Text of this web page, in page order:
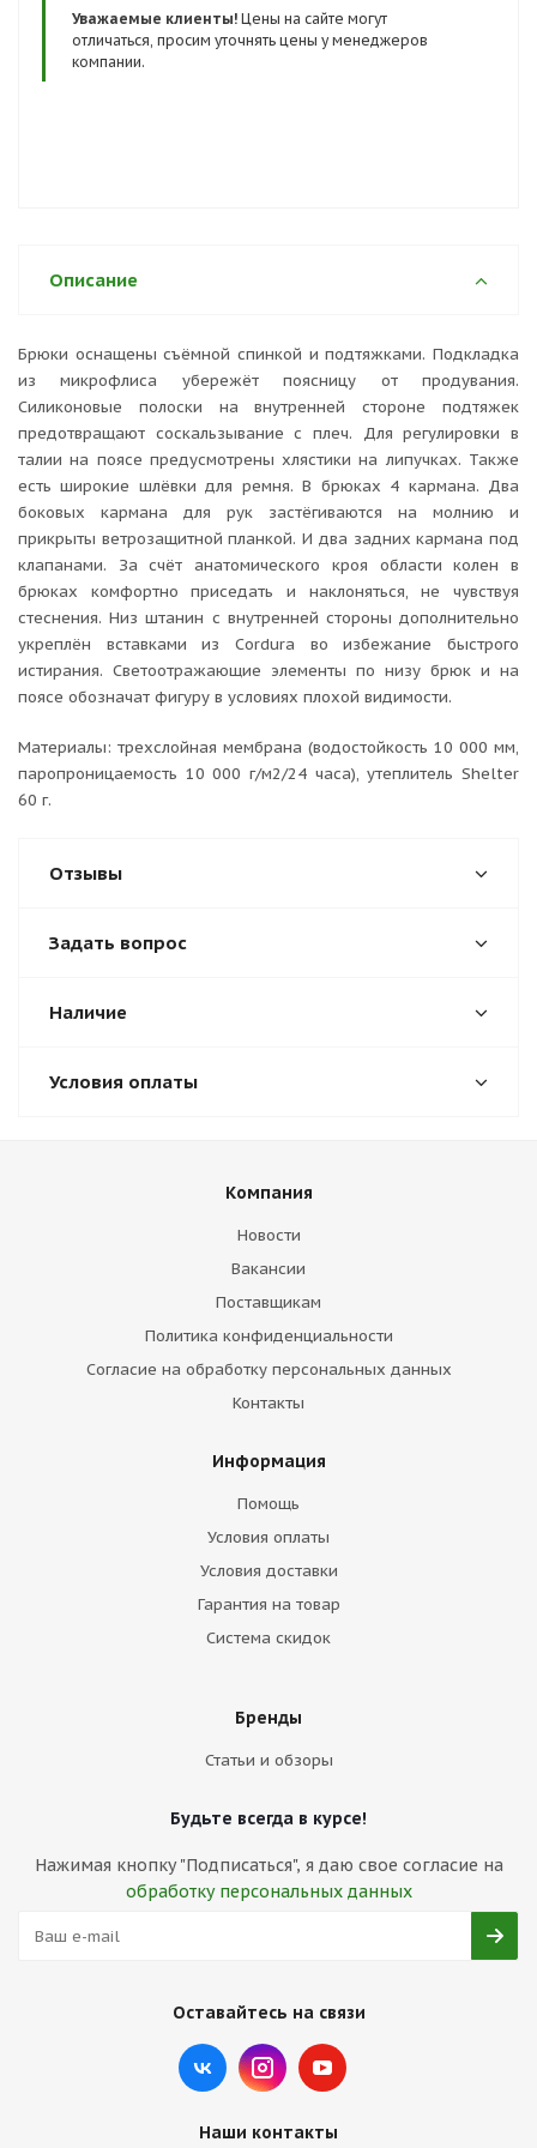
избежание быстрого истирания. Светоотражающие
элементы по низу брюк и на поясе обозначат фигуру в
условиях плохой видимости.
Уважаемые клиенты! Цены на сайте могут
отличаться, просим уточнять цены у менеджеров
компании.
Описание
Брюки оснащены съёмной спинкой и подтяжками. Подкладка
из микрофлиса убережёт поясницу от продувания.
Силиконовые полоски на внутренней стороне подтяжек
предотвращают соскальзывание с плеч. Для регулировки в
талии на поясе предусмотрены хлястики на липучках. Также
есть широкие шлёвки для ремня. В брюках 4 кармана. Два
боковых кармана для рук застёгиваются на молнию и
прикрыты ветрозащитной планкой. И два задних кармана под
клапанами. За счёт анатомического кроя области колен в
брюках комфортно приседать и наклоняться, не чувствуя
стеснения. Низ штанин с внутренней стороны дополнительно
укреплён вставками из Cordura во избежание быстрого
истирания. Светоотражающие элементы по низу брюк и на
поясе обозначат фигуру в условиях плохой видимости.
Материалы: трехслойная мембрана (водостойкость 10 000 мм,
паропроницаемость 10 000 г/м2/24 часа), утеплитель Shelter
60 г.
Отзывы
Задать вопрос
Наличие
Условия оплаты
Компания
Новости
Вакансии
Поставщикам
Политика конфиденциальности
Согласие на обработку персональных данных
Контакты
Информация
Помощь
Условия оплаты
Условия доставки
Гарантия на товар
Система скидок
Бренды
Статьи и обзоры
Будьте всегда в курсе!
Нажимая кнопку "Подписаться", я даю свое согласие на
обработку персональных данных
Оставайтесь на связи
Наши контакты